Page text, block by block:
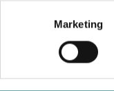
Marketing